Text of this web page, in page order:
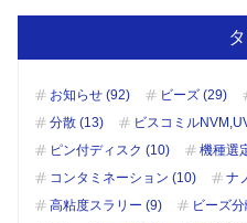
お知らせ (92) ビーズ (29)
分散 (13)
ビスコミル
ピン付ディスク (10)
機種選
コンタミネーション (10)
ナ
高粘度スラリー (9)
ビーズ